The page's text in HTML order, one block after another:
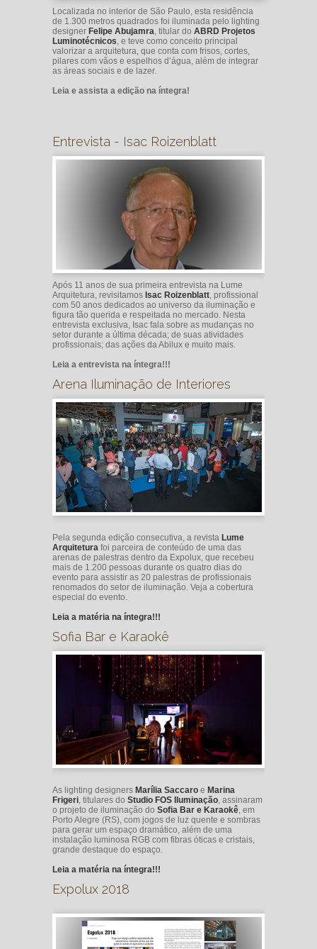
Localizada no interior de São Paulo, esta residência
de 1.300 metros quadrados foi iluminada pelo lighting
designer Felipe Abujamra, titular do ABRD Projetos
Luminotécnicos, e teve como conceito principal
valorizar a arquitetura, que conta com frisos, cortes,
pilares com vãos e espelhos d’água, além de integrar
as áreas sociais e de lazer.
Leia e assista a edição na íntegra!
Entrevista - Isac Roizenblatt
Após 11 anos de sua primeira entrevista na Lume
Arquitetura, revisitamos Isac Roizenblatt, profissional
com 50 anos dedicados ao universo da iluminação e
figura tão querida e respeitada no mercado. Nesta
entrevista exclusiva, Isac fala sobre as mudanças no
setor durante a última década; de suas atividades
profissionais; das ações da Abilux e muito mais.
Leia a entrevista na íntegra!!!
Arena Iluminação de Interiores
Pela segunda edição consecutiva, a revista Lume
Arquitetura foi parceira de conteúdo de uma das
arenas de palestras dentro da Expolux, que recebeu
mais de 1.200 pessoas durante os quatro dias do
evento para assistir as 20 palestras de profissionais
renomados do setor de iluminação. Veja a cobertura
especial do evento.
Leia a matéria na íntegra!!!
Sofia Bar e Karaokê
As lighting designers Marília Saccaro e Marina
Frigeri, titulares do Studio FOS Iluminação, assinaram
o projeto de iluminação do Sofia Bar e Karaokê, em
Porto Alegre (RS), com jogos de luz quente e sombras
para gerar um espaço dramático, além de uma
instalação luminosa RGB com fibras óticas e cristais,
grande destaque do espaço.
Leia a matéria na íntegra!!!
Expolux 2018